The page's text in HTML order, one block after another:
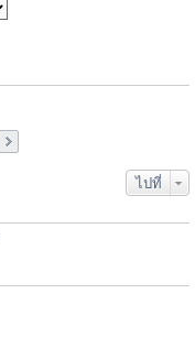
ไปที่